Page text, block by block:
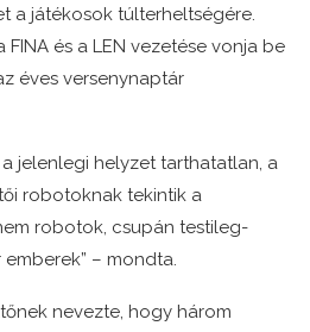
a játékosok túlterheltségére.
és a LEN vezetése vonja be
éves versenynaptár
jelenlegi helyzet tarthatatlan, a
robotoknak tekintik a
robotok, csupán testileg-
– mondta.
nevezte, hogy három